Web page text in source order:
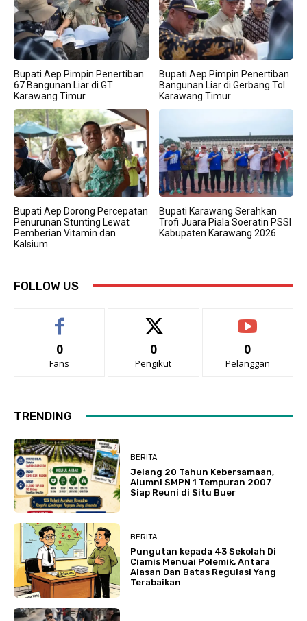
Bupati Aep Pimpin Penertiban
67 Bangunan Liar di GT
Karawang Timur
Bupati Aep Pimpin Penertiban
Bangunan Liar di Gerbang Tol
Karawang Timur
Bupati Aep Dorong Percepatan
Penurunan Stunting Lewat
Pemberian Vitamin dan
Kalsium
Bupati Karawang Serahkan
Trofi Juara Piala Soeratin PSSI
Kabupaten Karawang 2026
FOLLOW US
0
Fans
0
Pengikut
0
Pelanggan
TRENDING
BERITA
Jelang 20 Tahun Kebersamaan,
Alumni SMPN 1 Tempuran 2007
Siap Reuni di Situ Buer
BERITA
Pungutan kepada 43 Sekolah Di
Ciamis Menuai Polemik, Antara
Alasan Dan Batas Regulasi Yang
Terabaikan